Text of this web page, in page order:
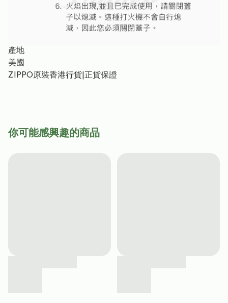
產地
美國
ZIPPO原裝香港行貨|正貨保證
你可能感興趣的商品